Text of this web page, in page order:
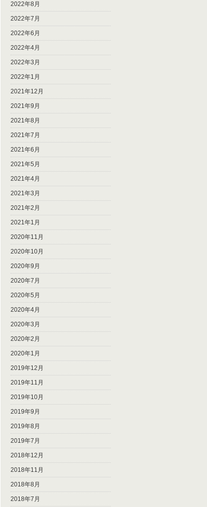
2022年8月
2022年7月
2022年6月
2022年4月
2022年3月
2022年1月
2021年12月
2021年9月
2021年8月
2021年7月
2021年6月
2021年5月
2021年4月
2021年3月
2021年2月
2021年1月
2020年11月
2020年10月
2020年9月
2020年7月
2020年5月
2020年4月
2020年3月
2020年2月
2020年1月
2019年12月
2019年11月
2019年10月
2019年9月
2019年8月
2019年7月
2018年12月
2018年11月
2018年8月
2018年7月